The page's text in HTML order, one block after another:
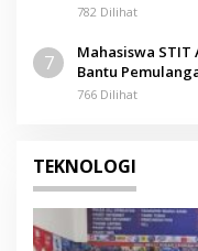
782 Dilihat
7
Mahasiswa STIT
Bantu
766 Dilihat
TEKNOLOGI